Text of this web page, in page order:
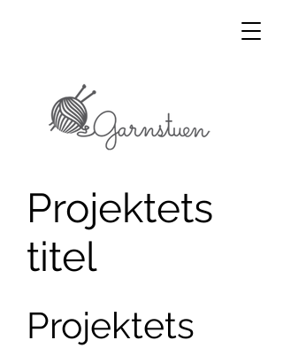
Projektets
titel
Projektets